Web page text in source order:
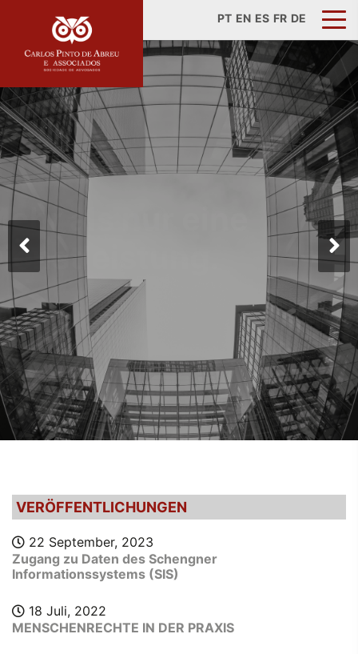
PT EN ES FR DE
Mehr als nur eine
Dienstleistung.
SPRECHEN SIE MIT
UNS
VERÖFFENTLICHUNGEN
22 September, 2023
Zugang zu Daten des Schengner
Informationssystems (SIS)
18 Juli, 2022
MENSCHENRECHTE IN DER PRAXIS